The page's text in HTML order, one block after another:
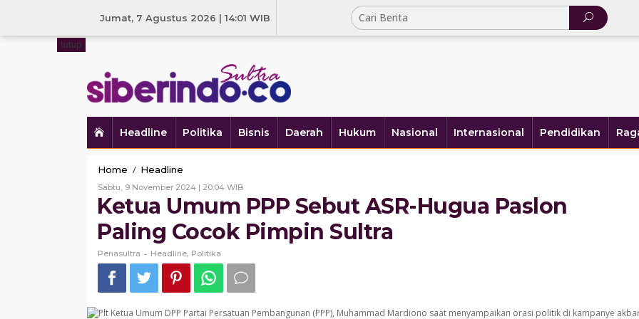
Jumat, 7 Agustus 2026 | 14:01 WIB
Headline Politika Bisnis Daerah Hukum Nasional Internasional Pendidikan
tutup
Home / Headline
Umum
PPP
Sebut
Hugua
Paling
Cocok
Pimpin
Sultra
Sabtu, 9 November 2024 | 20:04 WIBOleh
Penasultra
Ketua Umum PPP Sebut ASR-Hugua Paslon
Paling Cocok Pimpin Sultra
Penasultra - Headline, Politika